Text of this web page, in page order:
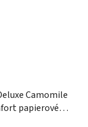
Camomile
papierové